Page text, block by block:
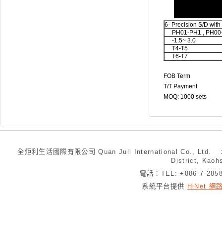
6- Precision S/D
PH01-PH1 ,
-1.5~ 3.0
T4-T5
T6-T7
FOB Term
T/T Payment
MOQ: 1000 sets
全炬利生活國際有限公司 Quan Juli International Co., Ltd.
District,
電話：TEL: +886-7-
系統平台提供 HiNet 網